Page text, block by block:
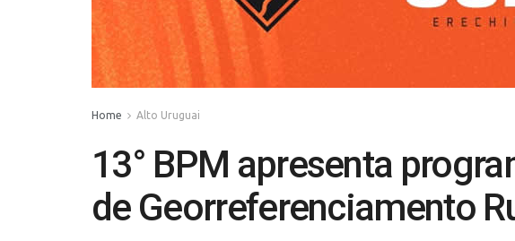
Home Alto Uruguai
13° BPM apresenta
de Georreferenciamento